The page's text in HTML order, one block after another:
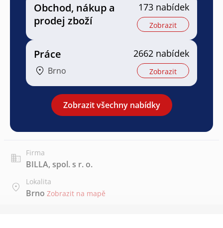
Obchod, nákup a
prodej zboží
173 nabídek
Zobrazit
Práce
Brno
2662 nabídek
Zobrazit
Zobrazit všechny nabídky
Firma
BILLA, spol. s r. o.
Lokalita
Brno Zobrazit na mapě